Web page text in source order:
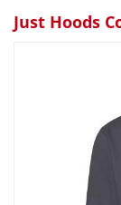
Just Hoods